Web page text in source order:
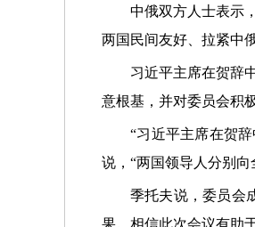
中俄双方人士表示
两国民间友好、拉紧中
习近平主席在贺辞
意根基，并对委员会积
“习近平主席在贺
说，“两国领导人分别
季托夫说，委员会
果。相信此次会议有助